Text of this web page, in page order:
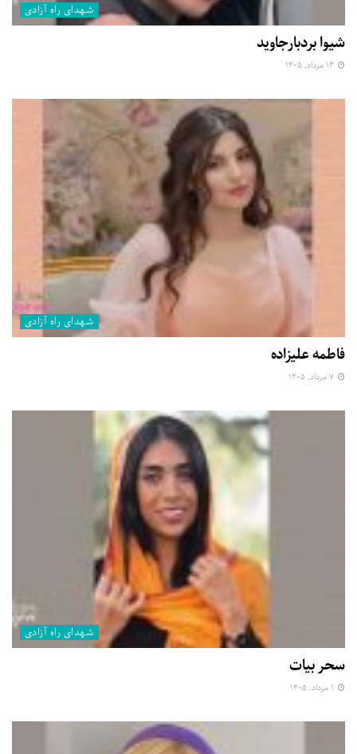
شهدای راه آزادی
شیوا بردبارجاوید
شهدای راه آزادی
فاطمه علیزاده
شهدای راه آزادی
سحر بیات